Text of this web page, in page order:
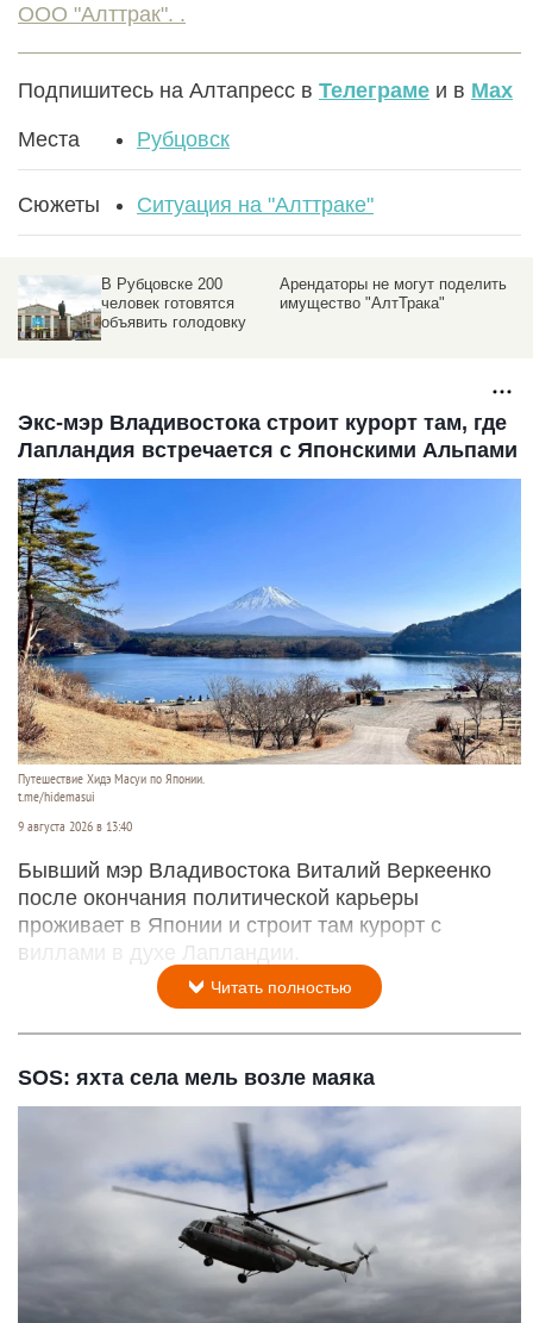
ООО "Алттрак". .
Подпишитесь на Алтапресс в Телеграме и в Max
Места Рубцовск
Сюжеты Ситуация на "Алттраке"
В Рубцовске 200
человек готовятся
объявить голодовку
Арендаторы не могут поделить
имущество "АлтТрака"
Экс-мэр Владивостока строит курорт там, где
Лапландия встречается с Японскими Альпами
Путешествие Хидэ Масуи по Японии.
t.me/hidemasui
9 августа 2026 в 13:40
Бывший мэр Владивостока Виталий Веркеенко
после окончания политической карьеры
проживает в Японии и строит там курорт с
виллами в духе Лапландии.
Читать полностью
SOS: яхта села мель возле маяка